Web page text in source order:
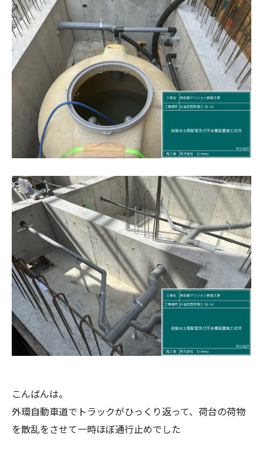
こんばんは。
外環自動車道でトラックがひっくり返って、荷台の荷物
を散乱をさせて一時ほぼ通行止めでした